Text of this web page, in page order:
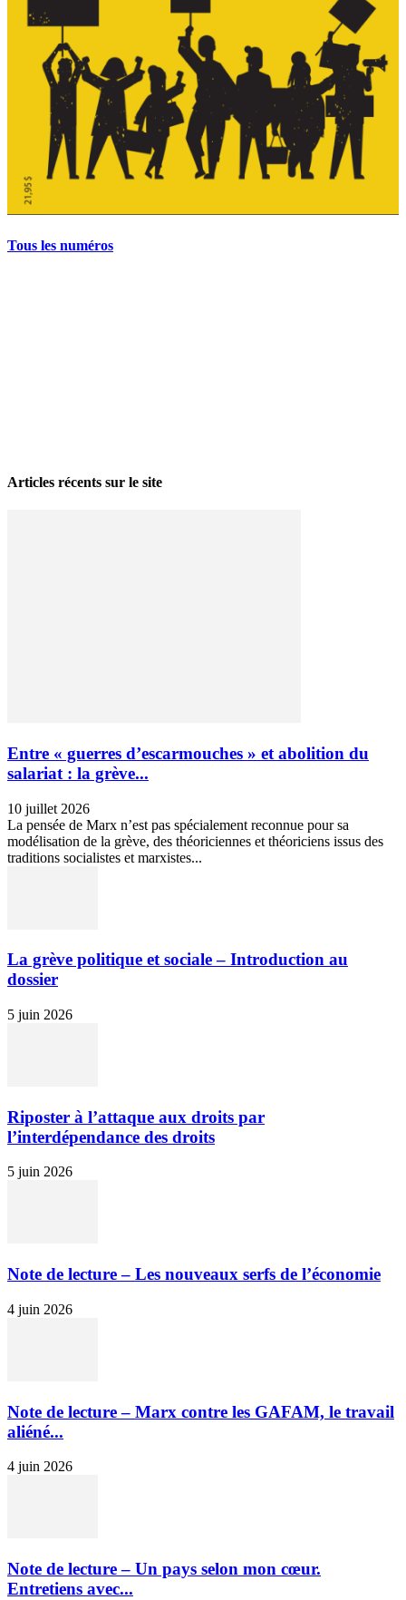
Tous les numéros
Articles récents sur le site
Entre « guerres d’escarmouches » et abolition du
salariat : la grève...
10 juillet 2026
La pensée de Marx n’est pas spécialement reconnue pour sa
modélisation de la grève, des théoriciennes et théoriciens issus des
traditions socialistes et marxistes...
La grève politique et sociale – Introduction au
dossier
5 juin 2026
Riposter à l’attaque aux droits par
l’interdépendance des droits
5 juin 2026
Note de lecture – Les nouveaux serfs de l’économie
4 juin 2026
Note de lecture – Marx contre les GAFAM, le travail
aliéné...
4 juin 2026
Note de lecture – Un pays selon mon cœur.
Entretiens avec...